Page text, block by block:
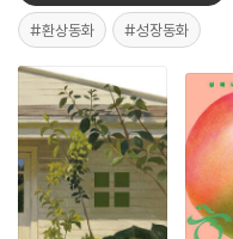
#환상동화 #성장동화